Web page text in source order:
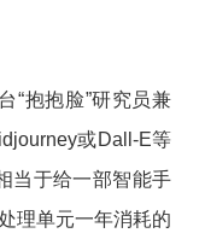
“抱抱脸”研究员兼
或Dall-E等
当于给一部智能手
理单元一年消耗的